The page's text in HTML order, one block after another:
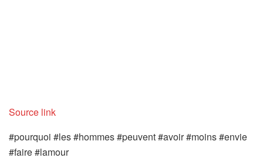
Source link
#pourquoi #les #hommes #peuvent #avoir #moins #envie
#faire #lamour